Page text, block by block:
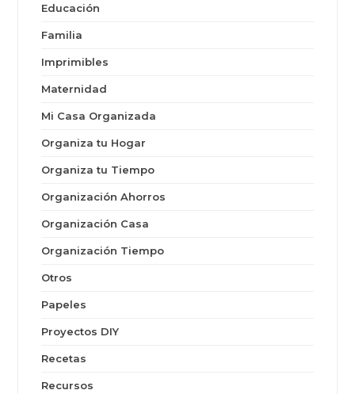
Educación
Familia
Imprimibles
Maternidad
Mi Casa Organizada
Organiza tu Hogar
Organiza tu Tiempo
Organización Ahorros
Organización Casa
Organización Tiempo
Otros
Papeles
Proyectos DIY
Recetas
Recursos